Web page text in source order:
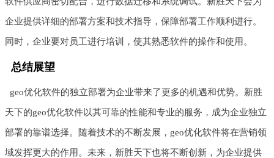
企业提供详细的部署方案和技术指导，保障部署工作顺利进行。
同时，企业要对员工进行培训，使其熟悉软件的操作和使用。
总结展望
geo优化软件的独立部署为企业带来了更多的机遇和优势。新胜
天下的geo优化软件以其可靠的性能和专业的服务，成为企业独立
部署的靠谱选择。随着技术的不断发展，geo优化软件将在营销领
域发挥更大的作用。未来，新胜天下也将不断创新，为企业提供